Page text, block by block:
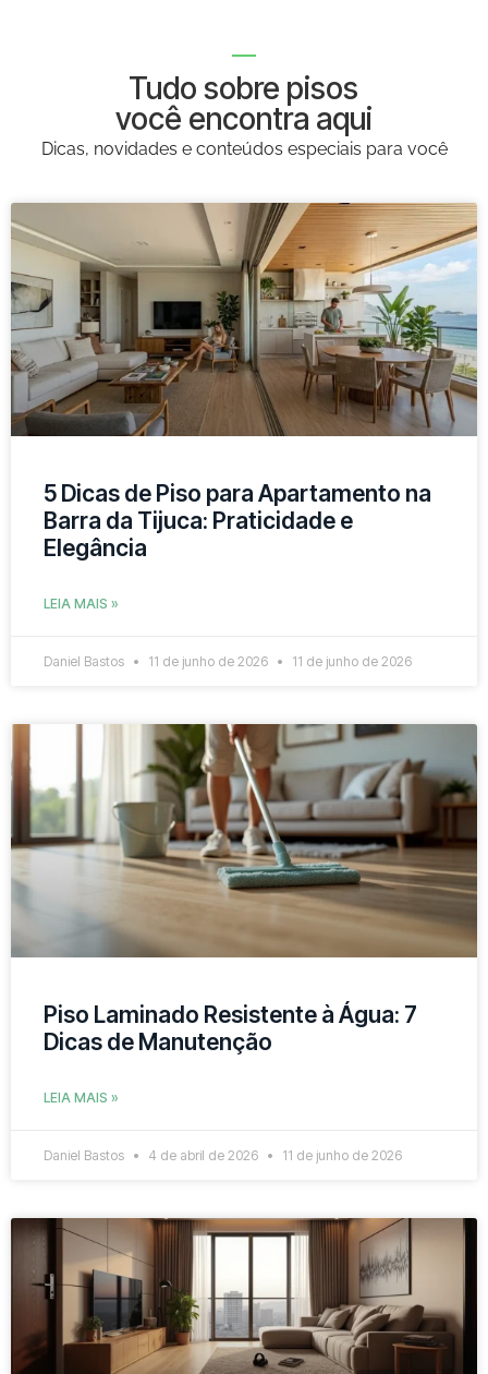
Tudo sobre pisos
você encontra aqui
Dicas, novidades e conteúdos especiais para você
5 Dicas de Piso para Apartamento na
Barra da Tijuca: Praticidade e
Elegância
LEIA MAIS »
Daniel Bastos 11 de junho de 2026 11 de junho de 2026
Piso Laminado Resistente à Água: 7
Dicas de Manutenção
LEIA MAIS »
Daniel Bastos 4 de abril de 2026 11 de junho de 2026